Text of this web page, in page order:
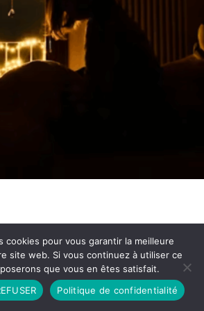
Politique de Confidentialité
CGU
par DIEUDUDIABLE
cookies pour vous garantir la meilleure
site web. Si vous continuez à utiliser ce
que vous en êtes satisfait.
Politique de confidentialité